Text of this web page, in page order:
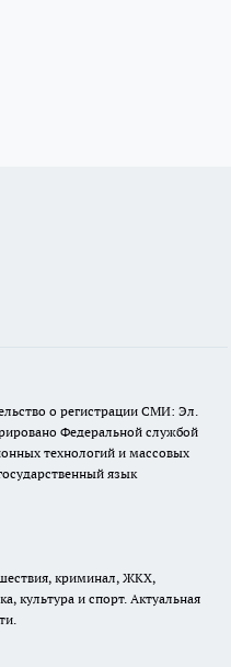
о регистрации СМИ: Эл.
Федеральной службой
технологий и массовых
язык
криминал, ЖКХ,
культура и спорт. Актуальная